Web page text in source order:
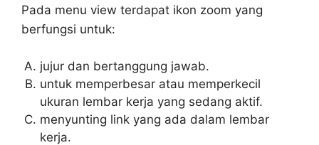
Pada menu view terdapat ikon zoom yang
berfungsi untuk:
jujur dan bertanggung jawab.
untuk memperbesar atau memperkecil
ukuran lembar kerja yang sedang aktif.
menyunting link yang ada dalam lembar
kerja.